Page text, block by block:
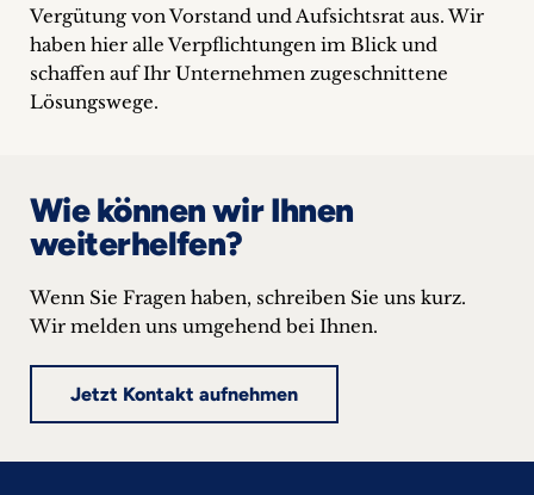
Vergütung von Vorstand und Aufsichtsrat aus. Wir
haben hier alle Verpflichtungen im Blick und
schaffen auf Ihr Unternehmen zugeschnittene
Lösungswege.
Wie können wir Ihnen
weiterhelfen?
Wenn Sie Fragen haben, schreiben Sie uns kurz.
Wir melden uns umgehend bei Ihnen.
Jetzt Kontakt aufnehmen